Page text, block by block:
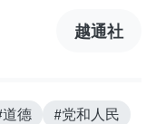
越通社
道德
#党和人民